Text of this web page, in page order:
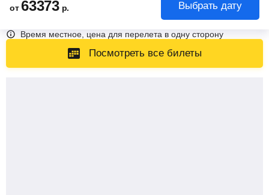
от63373 р. Выбрать дату
Время местное, цена для перелета в одну сторону
Посмотреть все билеты